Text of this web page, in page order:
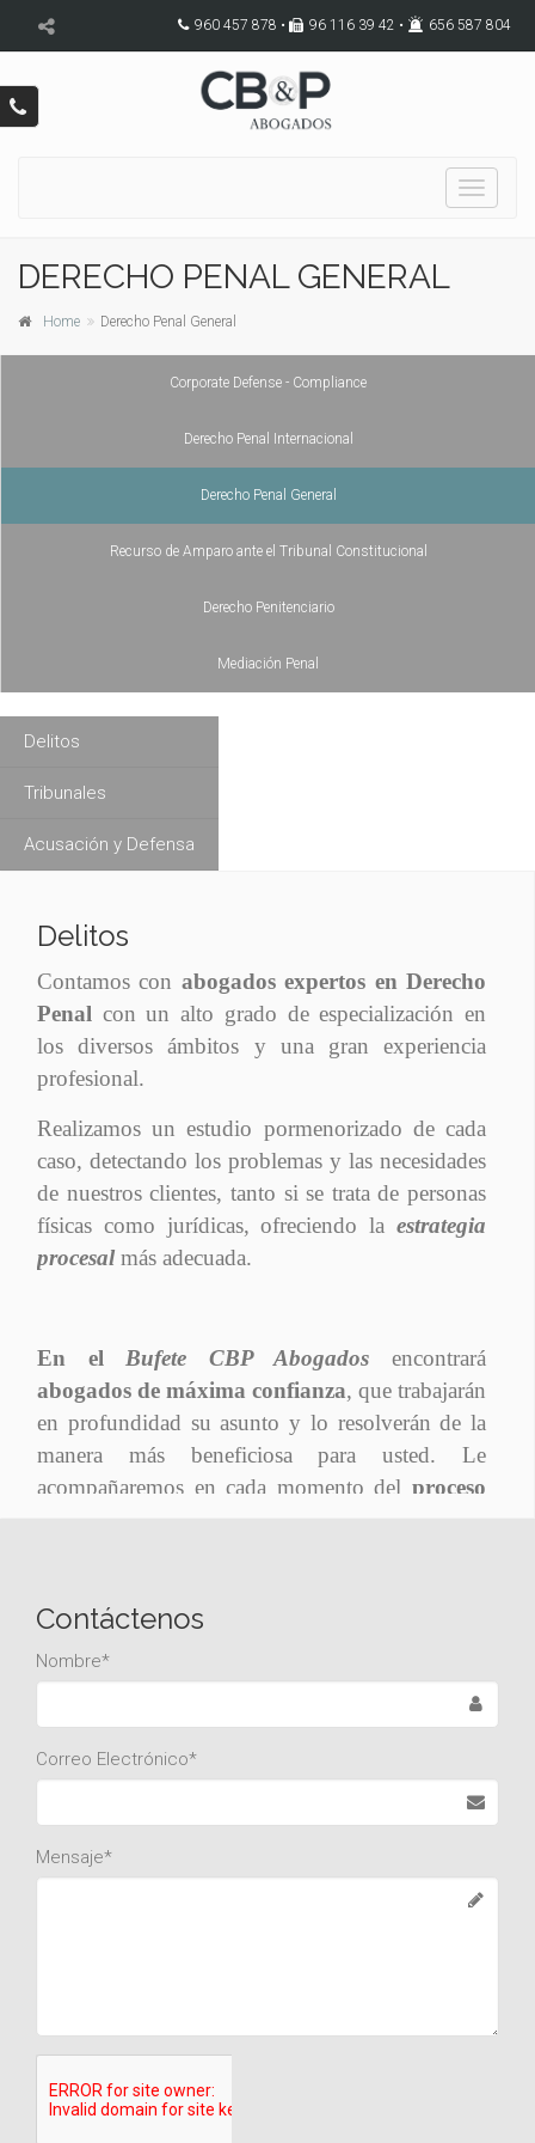
960 457 878 • 96 116 39 42 • 656 587 804
Toggle
DERECHO PENAL GENERAL
Home Derecho Penal General
Corporate Defense - Compliance
Derecho Penal Internacional
Derecho Penal General
Recurso de Amparo ante el Tribunal Constitucional
Derecho Penitenciario
Mediación Penal
Delitos
Tribunales
Acusación y Defensa
Delitos
Contamos con abogados expertos en Derecho
Penal con un alto grado de especialización en
los diversos ámbitos y una gran experiencia
profesional.
Realizamos un estudio pormenorizado de cada
caso, detectando los problemas y las necesidades
de nuestros clientes, tanto si se trata de personas
físicas como jurídicas, ofreciendo la estrategia
procesal más adecuada.
En el Bufete CBP Abogados
encontrará
abogados de máxima confianza, que trabajarán
en profundidad su asunto y lo resolverán de la
manera más beneficiosa para usted. Le
acompañaremos en cada momento del proceso
Ámbitos de especialidad
Delitos contra la persona
Delitos contra la libertad
Delitos contra la libertad sexual
Contáctenos
Nombre*
Correo Electrónico*
Mensaje*